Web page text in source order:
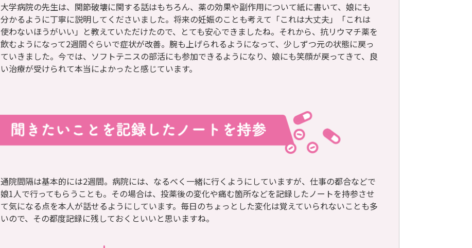
大学病院の先生は、関節破壊に関する話はもちろん、薬の効果や副作用について紙に書いて、娘にも
分かるように丁寧に説明してくださいました。将来の妊娠のことも考えて「これは大丈夫」「これは
使わないほうがいい」と教えていただけたので、とても安心できましたね。それから、抗リウマチ薬を
飲むようになって2週間ぐらいで症状が改善。腕も上げられるようになって、少しずつ元の状態に戻っ
ていきました。今では、ソフトテニスの部活にも参加できるようになり、娘にも笑顔が戻ってきて、良
い治療が受けられて本当によかったと感じています。
通院間隔は基本的には2週間。病院には、なるべく一緒に行くようにしていますが、仕事の都合などで
娘1人で行ってもらうことも。その場合は、投薬後の変化や痛む箇所などを記録したノートを持参させ
て気になる点を本人が話せるようにしています。毎日のちょっとした変化は覚えていられないことも多
いので、その都度記録に残しておくといいと思いますね。